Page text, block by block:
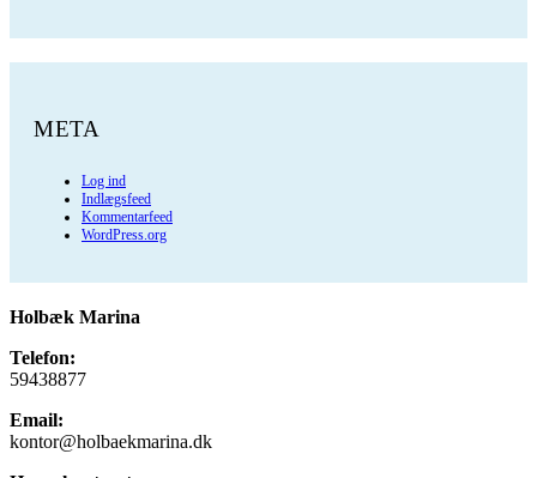
META
Log ind
Indlægsfeed
Kommentarfeed
WordPress.org
Holbæk Marina
Telefon:
59438877
Email:
kontor@holbaekmarina.dk